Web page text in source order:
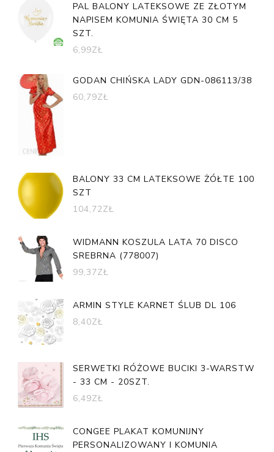
PAL BALONY LATEKSOWE ZE ZŁOTYM
NAPISEM KOMUNIA ŚWIĘTA 30 CM 5
SZT.
6,99ZŁ
GODAN CHIŃSKA LADY GDN-086113/38
60,79ZŁ
BALONY 33 CM LATEKSOWE ŻÓŁTE 100
SZT
104,72ZŁ
WIDMANN KOSZULA LATA 70 DISCO
SREBRNA (778007)
99,37ZŁ
ARMIN STYLE KARNET ŚLUB DL 106
8,40ZŁ
SERWETKI RÓŻOWE BUCIKI 3-WARSTW
- 33 CM - 20SZT.
6,49ZŁ
CONGEE PLAKAT KOMUNIJNY
PERSONALIZOWANY I KOMUNIA